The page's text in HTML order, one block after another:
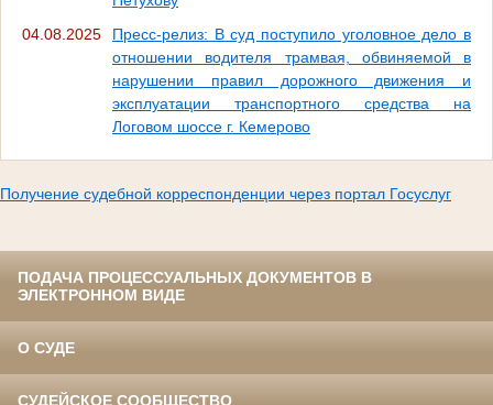
04.08.2025
Пресс-релиз: В суд поступило уголовное дело в
отношении водителя трамвая, обвиняемой в
нарушении правил дорожного движения и
эксплуатации транспортного средства на
Логовом шоссе г. Кемерово
Получение судебной корреспонденции через портал Госуслуг
ПОДАЧА ПРОЦЕССУАЛЬНЫХ ДОКУМЕНТОВ В
ЭЛЕКТРОННОМ ВИДЕ
О СУДЕ
СУДЕЙСКОЕ СООБЩЕСТВО